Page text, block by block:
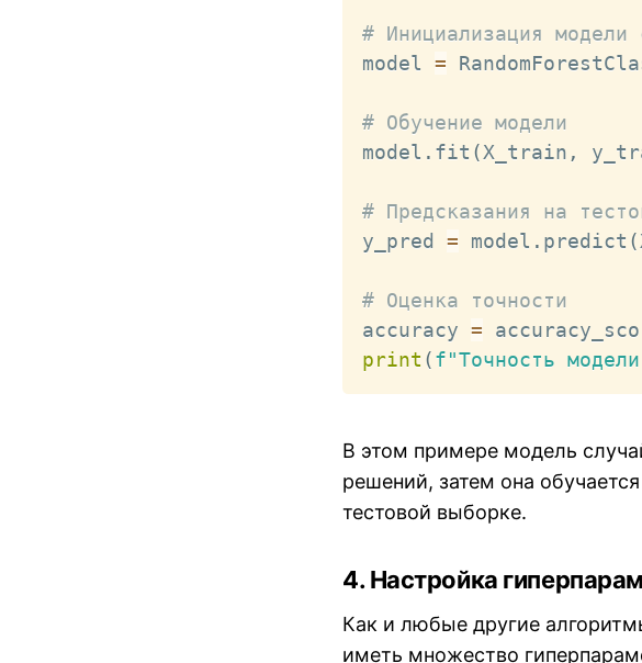
# Инициализация модели
model =
# Обучение модели
model . fit (X_train ,
# Предсказания на
y_pred = model . predict (
# Оценка точности
accuracy =
print (f"Точность
В этом примере модель
решений, затем она
тестовой выборке.
4. Настройка
Как и любые другие
иметь множество